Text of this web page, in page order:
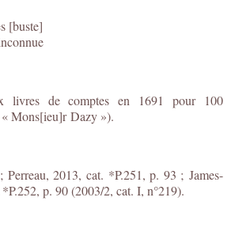
[buste]
livres de comptes en 1691 pour 100
Mons[ieu]r Dazy »).
2013, cat. *P.251, p. 93 ; James-
p. 90 (2003/2, cat. I, n°219).